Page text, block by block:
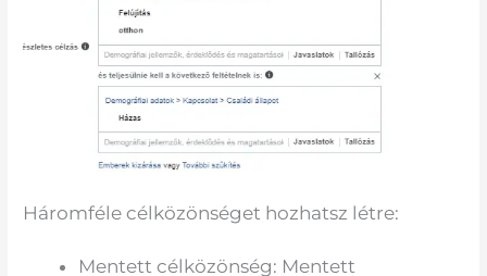
Háromféle célközönséget hozhatsz létre:
Mentett célközönség: Mentett